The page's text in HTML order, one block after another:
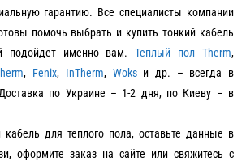
гарантию. Все специалисты компании
помочь выбрать и купить тонкий кабель
подойдет именно вам.Теплый пол Therm,
, Fenix, InTherm, Woksи др. – всегда в
по Украине – 1-2 дня, по Киеву – в
кабель для теплого пола, оставьте данные в
оформите заказ на сайте или свяжитесь с